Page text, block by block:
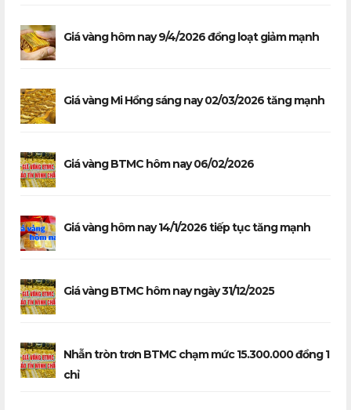
Giá vàng hôm nay 9/4/2026 đồng loạt giảm mạnh
Giá vàng Mi Hồng sáng nay 02/03/2026 tăng mạnh
Giá vàng BTMC hôm nay 06/02/2026
Giá vàng hôm nay 14/1/2026 tiếp tục tăng mạnh
Giá vàng BTMC hôm nay ngày 31/12/2025
Nhẫn tròn trơn BTMC chạm mức 15.300.000 đồng 1
chỉ